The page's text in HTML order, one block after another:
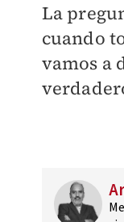
La
cuando
vamos a